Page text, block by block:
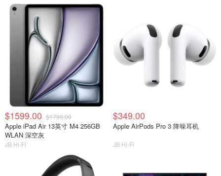
$1599.00 $1799.00
Apple iPad Air 13英寸 M4 256GB
WLAN 深空灰
JB Hi-Fi
$349.00
Apple AirPods Pro 3 降噪耳机
JB Hi-Fi